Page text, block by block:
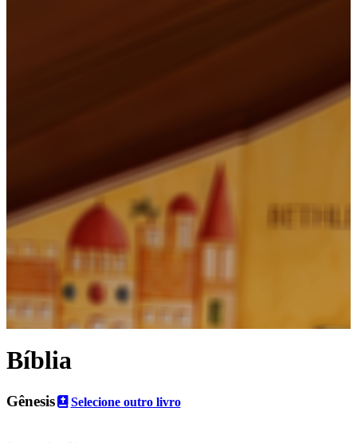
Bíblia
Gênesis Selecione outro livro